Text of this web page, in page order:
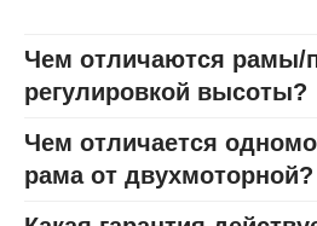
Чем отличаются рамы/
регулировкой высоты?
Чем отличается
рама от двухмоторной?